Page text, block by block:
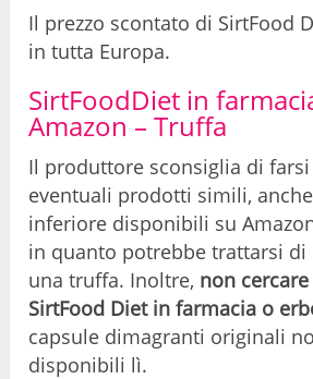
Il prezzo scontato di SirtFood
in tutta Europa.
SirtFoodDiet in
Amazon – Truffa
Il produttore sconsiglia di
eventuali prodotti simili,
inferiore disponibili su
in quanto potrebbe trattarsi di
una truffa. Inoltre, non
SirtFood Diet in farmacia o
capsule dimagranti originali
disponibili lì.